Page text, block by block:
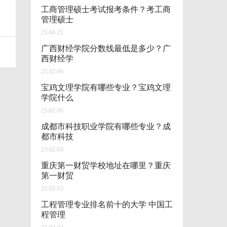
工商管理硕士考试报考条件？考工商
管理硕士
23-04-21
广西财经学院分数线最低是多少？广
西财经学
23-02-06
宝鸡文理学院有哪些专业？宝鸡文理
学院什么
23-02-06
成都市科技职业学院有哪些专业？成
都市科技
23-02-03
重庆第一财贸学校地址在哪里？重庆
第一财贸
23-02-03
工程管理专业排名前十的大学 中国工
程管理